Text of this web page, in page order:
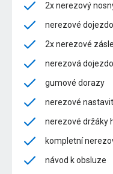
2x nerezový
nerezové
2x nerezové
nerezová
gumové dorazy
nerezové
nerezové držáky
kompletní
návod k obsluze